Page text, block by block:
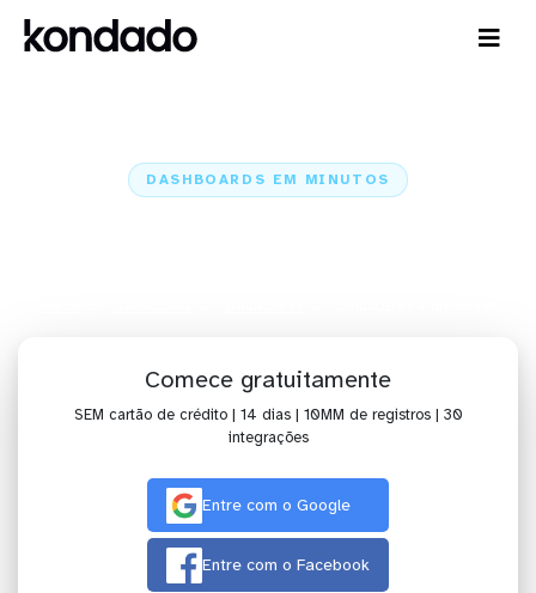
DASHBOARDS EM MINUTOS
Comece gratuitamente
SEM cartão de crédito | 14 dias | 10MM de registros | 30
integrações
Entre com o Google
Entre com o Facebook